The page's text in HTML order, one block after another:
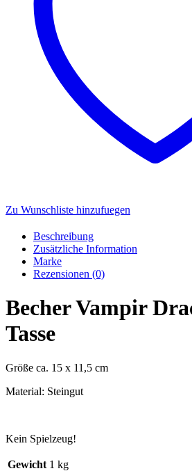
Zu Wunschliste hinzufuegen
Beschreibung
Zusätzliche Information
Marke
Rezensionen (0)
Becher Vampir
Tasse
Größe ca. 15 x 11,5 cm
Material: Steingut
Kein Spielzeug!
Gewicht 1 kg